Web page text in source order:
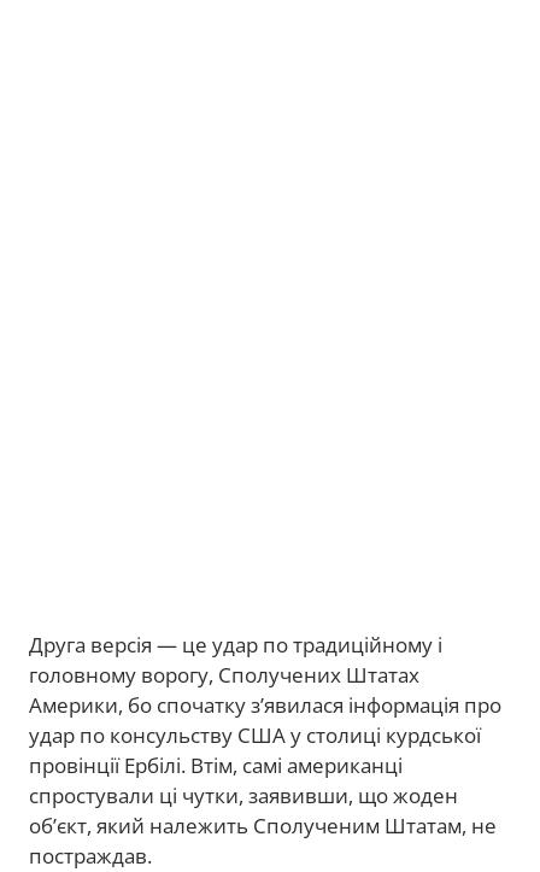
Друга версія — це удар по традиційному і
головному ворогу, Сполучених Штатах
Америки, бо спочатку з’явилася інформація про
удар по консульству США у столиці курдської
провінції Ербілі. Втім, самі американці
спростували ці чутки, заявивши, що жоден
об’єкт, який належить Сполученим Штатам, не
постраждав.